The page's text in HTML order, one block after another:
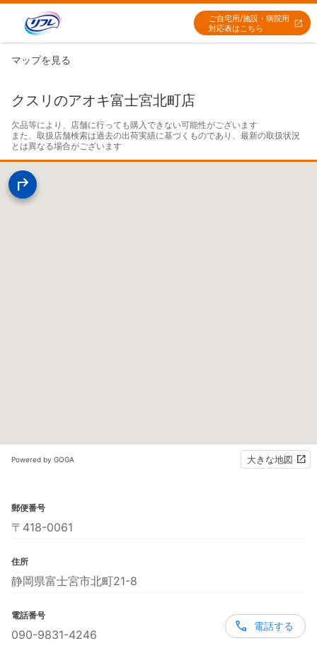
ご自宅用/施設・病院用
対応表はこちら
マップを見る
クスリのアオキ富士宮北町店
欠品等により、店舗に行っても購入できない可能性がございます
また、取扱店舗検索は過去の出荷実績に基づくものであり、最新の取扱状況
とは異なる場合がございます
Powered by GOGA 大きな地図
郵便番号
〒418-0061
住所
静岡県富士宮市北町21-8
電話番号
090-9831-4246
電話する